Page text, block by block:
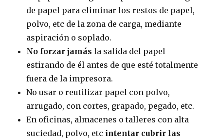
de papel para eliminar los restos de papel,
polvo, etc de la zona de carga, mediante
aspiración o soplado.
No forzar jamás la salida del papel
estirando de él antes de que esté totalmente
fuera de la impresora.
No usar o reutilizar papel con polvo,
arrugado, con cortes, grapado, pegado, etc.
En oficinas, almacenes o talleres con alta
suciedad, polvo, etc intentar cubrir las